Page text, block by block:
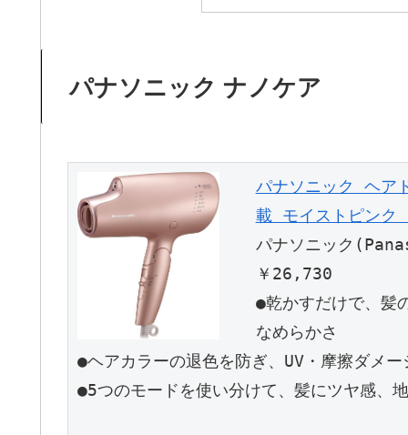
パナソニック ナノケア
パナソニック ヘア
載 モイストピンク
パナソニック
￥26,730
●乾かすだけで、髪
なめらかさ
●ヘアカラーの退色を防ぎ、UV・摩擦ダメ
●5つのモードを使い分けて、髪にツヤ感、